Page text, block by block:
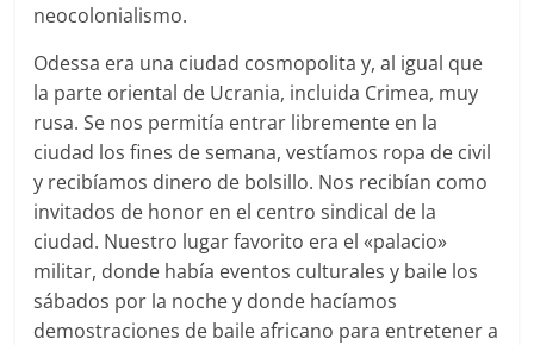
neocolonialismo.
Odessa era una ciudad cosmopolita y, al igual que
la parte oriental de Ucrania, incluida Crimea, muy
rusa. Se nos permitía entrar libremente en la
ciudad los fines de semana, vestíamos ropa de civil
y recibíamos dinero de bolsillo. Nos recibían como
invitados de honor en el centro sindical de la
ciudad. Nuestro lugar favorito era el «palacio»
militar, donde había eventos culturales y baile los
sábados por la noche y donde hacíamos
demostraciones de baile africano para entretener a